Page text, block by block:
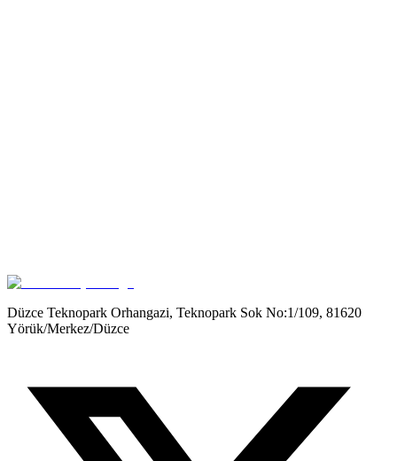
Google Play
Düzce Teknopark Orhangazi, Teknopark Sok No:1/109, 81620
Yörük/Merkez/Düzce